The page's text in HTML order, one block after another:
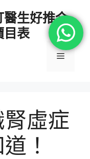
生好推介
目表
選
虛症
！